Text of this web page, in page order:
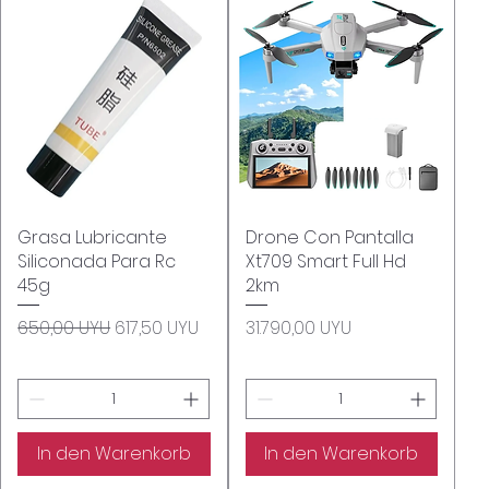
Schnellansicht
Grasa Lubricante
Siliconada Para Rc
45g
Standardpreis
650,00 UYU Sale-Preis
617,50 UYU
In den Warenkorb
Schnellansicht
Drone Con Pantalla
Xt709 Smart Full Hd
2km
Preis
31.790,00 UYU
In den Warenkorb